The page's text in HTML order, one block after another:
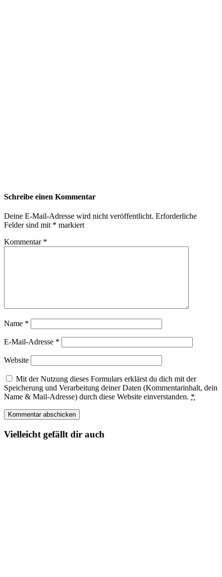
Schreibe einen Kommentar
Deine E-Mail-Adresse wird nicht veröffentlicht. Erforderliche
Felder sind mit * markiert
Kommentar *
Name *
E-Mail-Adresse *
Website
Mit der Nutzung dieses Formulars erklärst du dich mit der
Speicherung und Verarbeitung deiner Daten (Kommentarinhalt, dein
Name & Mail-Adresse) durch diese Website einverstanden. *
Vielleicht gefällt dir auch